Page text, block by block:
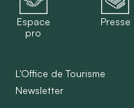
Espace
pro
Presse
L'Office de Tourisme
Newsletter